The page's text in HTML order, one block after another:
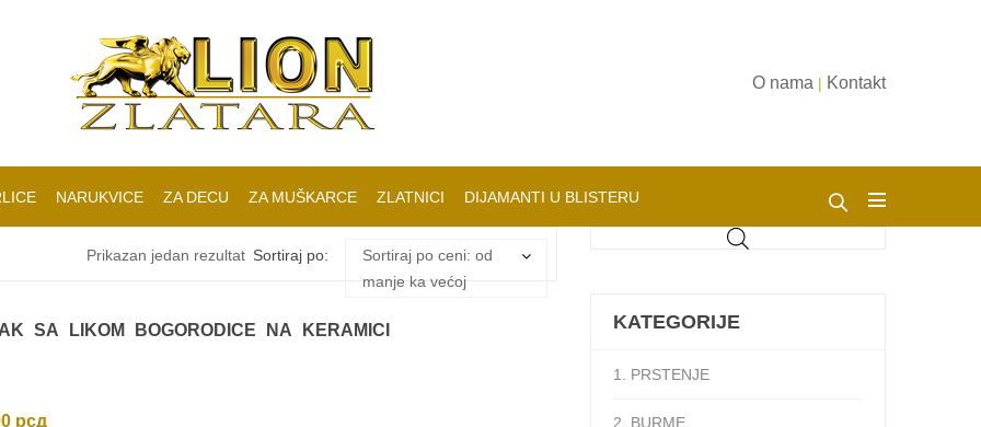
O nama | Kontakt
NARUKVICE ZA DECU ZA MUŠKARCE ZLATNICI DIJAMANTI U BLISTERU
Prikazan jedan rezultat Sortiraj po:
Sortiraj po ceni: od
manje ka većoj
SA LIKOM BOGORODICE NA KERAMICI
рсд
KATEGORIJE
1. PRSTENJE
2. BURME